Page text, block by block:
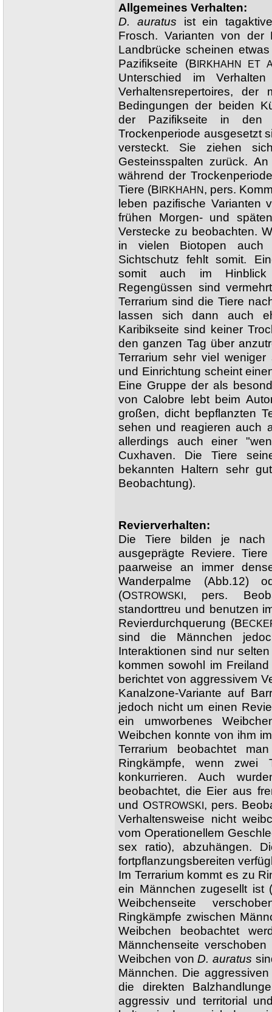
Allgemeines Verhalten:
D. auratus ist ein
Frosch. Varianten von der
Landbrücke scheinen
Pazifikseite (BIRKHAHN ET
Unterschied im
Verhaltensrepertoires, der
Bedingungen der beiden
der Pazifikseite in den
Trockenperiode ausgesetzt
versteckt. Sie ziehen
Gesteinsspalten zurück.
während der
Tiere (BIRKHAHN, pers.
leben pazifische Varianten
frühen Morgen- und
Verstecke zu beobachten.
in vielen Biotopen auch
Sichtschutz fehlt somit.
somit auch im Hinblick
Regengüssen sind
Terrarium sind die Tiere
lassen sich dann auch
Karibikseite sind keiner
den ganzen Tag über
Terrarium sehr viel
und Einrichtung scheint
Eine Gruppe der als
von Calobre lebt beim
großen, dicht bepflanzten
sehen und reagieren auch
allerdings auch einer
Cuxhaven. Die Tiere
bekannten Haltern sehr
Beobachtung).
Revierverhalten:
Die Tiere bilden je nach
ausgeprägte Reviere.
paarweise an immer
Wanderpalme (Abb.12)
(OSTROWSKI, pers.
standorttreu und benutzen
Revierdurchquerung (B
sind die Männchen
Interaktionen sind nur
kommen sowohl im
berichtet von aggressivem
Kanalzone-Variante auf
jedoch nicht um einen
ein umworbenes
Weibchen konnte von ihm
Terrarium beobachtet
Ringkämpfe, wenn zwei
konkurrieren. Auch
beobachtet, die Eier aus
und OSTROWSKI, pers.
Verhaltensweise nicht
vom Operationellem
sex ratio), abzuhängen.
fortpflanzungsbereiten
Im Terrarium kommt es zu
ein Männchen zugesellt ist
Weibchenseite
Ringkämpfe zwischen
Weibchen beobachtet
Männchenseite
Weibchen vonD. auratus
Männchen. Die
die direkten
aggressiv und territorial